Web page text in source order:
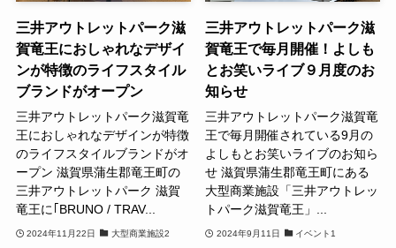
三井アウトレットパーク滋
賀竜王におしゃれなデザイ
ンが特徴のライフスタイル
ブランドがオープン
三井アウトレットパーク滋賀竜
王におしゃれなデザインが特徴
のライフスタイルブランドがオ
ープン 滋賀県蒲生郡竜王町の
三井アウトレットパーク 滋賀
竜王に｢BRUNO / TRAV...
2024年11月22日 大型商業施設2
三井アウトレットパーク滋
賀竜王で毎月開催！よしも
とお笑いライブ９月度のお
知らせ
三井アウトレットパーク滋賀竜
王で毎月開催されている9月の
よしもとお笑いライブのお知ら
せ 滋賀県蒲生郡竜王町にある
大型商業施設「三井アウトレッ
トパーク滋賀竜王」...
2024年9月11日 イベント1